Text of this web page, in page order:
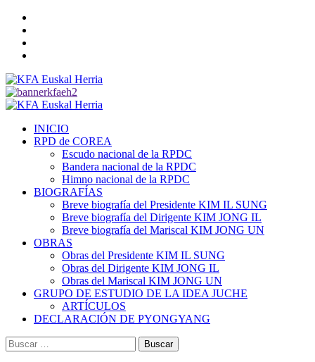
Saltar
contenido
Menú
INICIO
RPD de COREA
Escudo nacional de la RPDC
Bandera nacional de la RPDC
Himno nacional de la RPDC
BIOGRAFÍAS
Breve biografía del Presidente KIM IL SUNG
Breve biografía del Dirigente KIM JONG IL
Breve biografía del Mariscal KIM JONG UN
OBRAS
Obras del Presidente KIM IL SUNG
Obras del Dirigente KIM JONG IL
Obras del Mariscal KIM JONG UN
GRUPO DE ESTUDIO DE LA IDEA JUCHE
ARTÍCULOS
DECLARACIÓN DE PYONGYANG
Buscar: